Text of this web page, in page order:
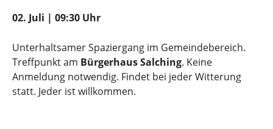
02. Juli | 09:30 Uhr
Unterhaltsamer Spaziergang im Gemeindebereich.
Treffpunkt am Bürgerhaus Salching. Keine
Anmeldung notwendig. Findet bei jeder Witterung
statt. Jeder ist willkommen.